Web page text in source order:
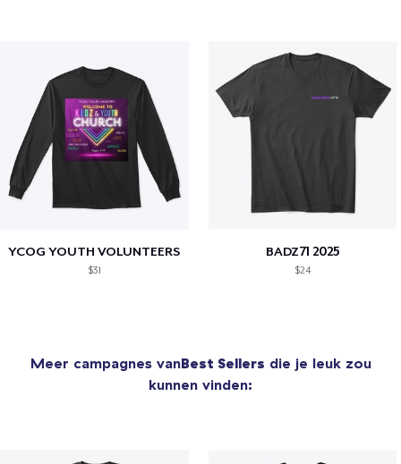
YCOG YOUTH VOLUNTEERS
$31
BADZ71 2025
$24
Meer campagnes vanBest Sellers die je leuk zou
kunnen vinden: